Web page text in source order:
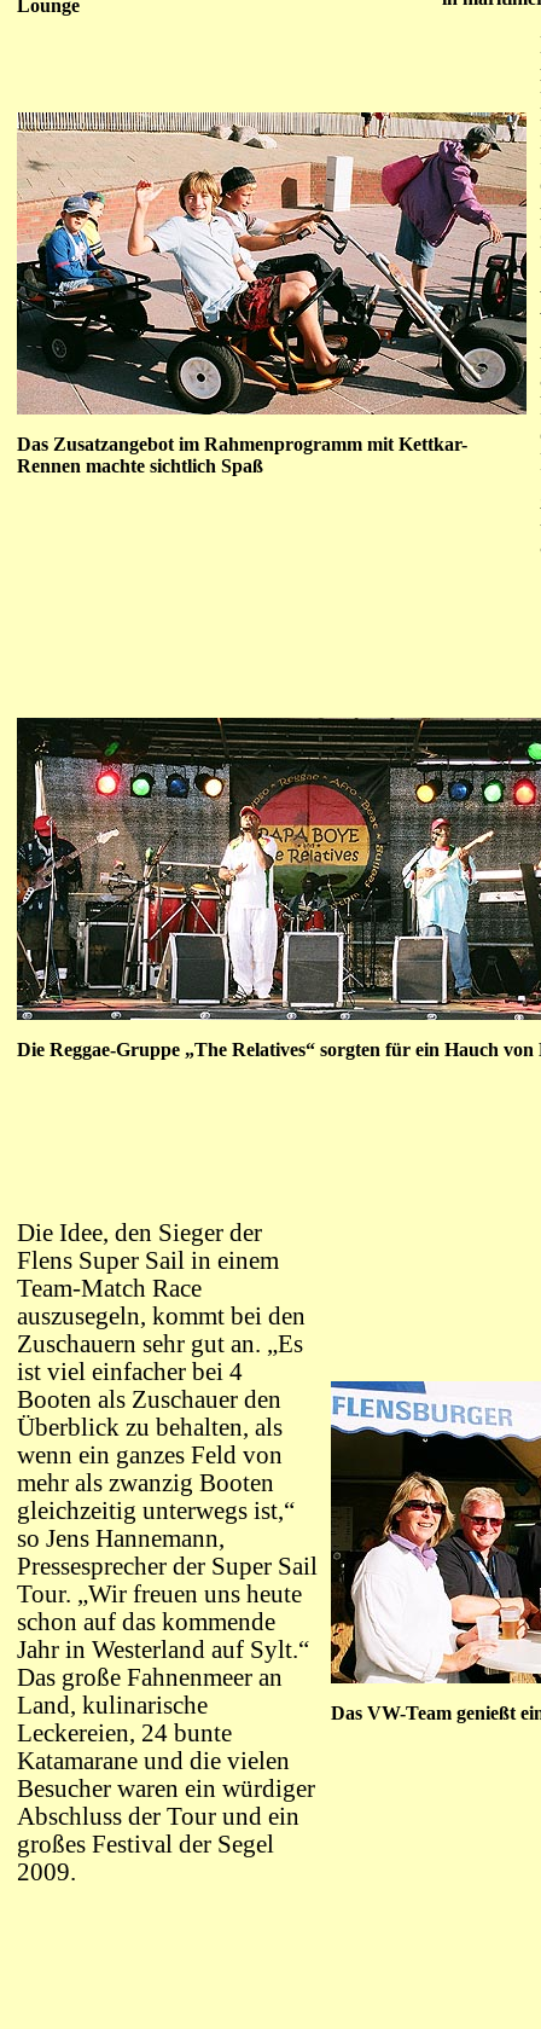
Lounge
Das Zusatzangebot im Rahmenprogramm mit Kettkar-
Rennen machte sichtlich Spaß
Die Reggae-Gruppe „The Relatives“ sorgten für ein Hauch
Die Idee, den Sieger der
Flens Super Sail in einem
Team-Match Race
auszusegeln, kommt bei den
Zuschauern sehr gut an. „Es
ist viel einfacher bei 4
Booten als Zuschauer den
Überblick zu behalten, als
wenn ein ganzes Feld von
mehr als zwanzig Booten
gleichzeitig unterwegs ist,“
so Jens Hannemann,
Pressesprecher der Super Sail
Tour. „Wir freuen uns heute
schon auf das kommende
Jahr in Westerland auf Sylt.“
Das große Fahnenmeer an
Land, kulinarische
Leckereien, 24 bunte
Katamarane und die vielen
Besucher waren ein würdiger
Abschluss der Tour und ein
großes Festival der Segel
2009.
Das VW-Team genießt